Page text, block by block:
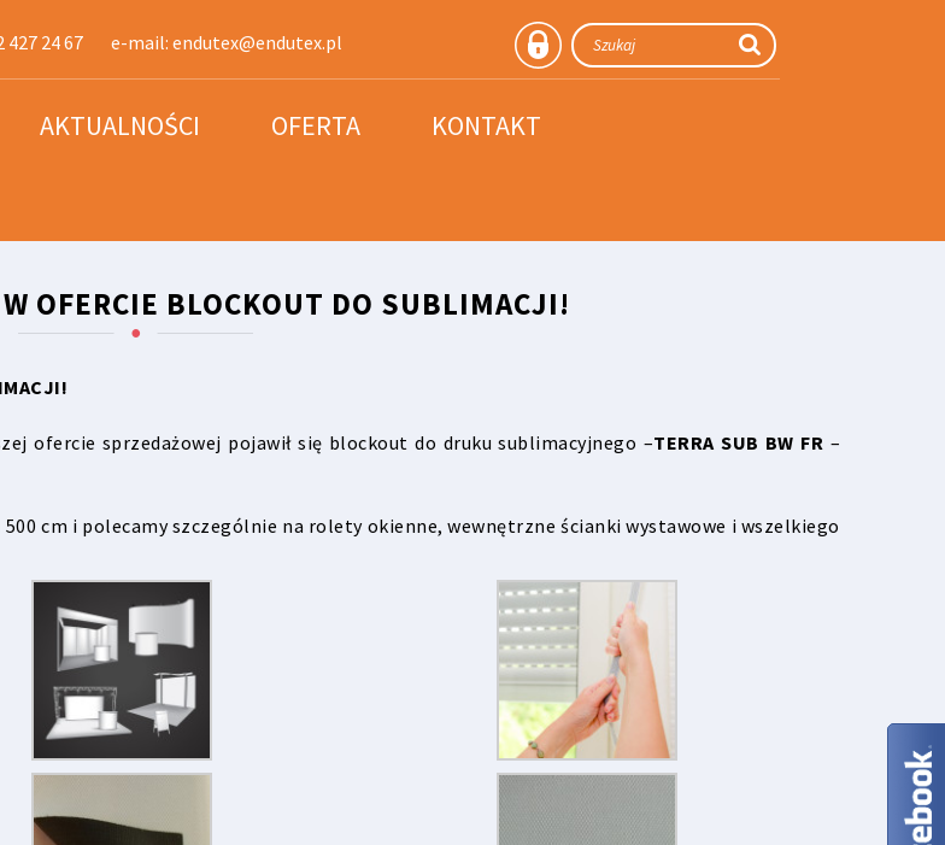
427 24 67 e-mail: endutex@endutex.pl
AKTUALNOŚCI OFERTA KONTAKT
OFERCIE BLOCKOUT DO SUBLIMACJI!
ofercie sprzedażowej pojawił się blockout do druku sublimacyjnego –TERRA SUB BW FR –
cm i polecamy szczególnie na rolety okienne, wewnętrzne ścianki wystawowe i wszelkiego